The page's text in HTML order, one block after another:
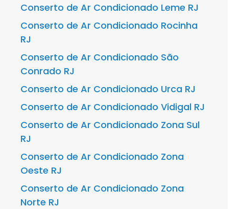
Conserto de Ar Condicionado Leme RJ
Conserto de Ar Condicionado Rocinha
RJ
Conserto de Ar Condicionado São
Conrado RJ
Conserto de Ar Condicionado Urca RJ
Conserto de Ar Condicionado Vidigal RJ
Conserto de Ar Condicionado Zona Sul
RJ
Conserto de Ar Condicionado Zona
Oeste RJ
Conserto de Ar Condicionado Zona
Norte RJ